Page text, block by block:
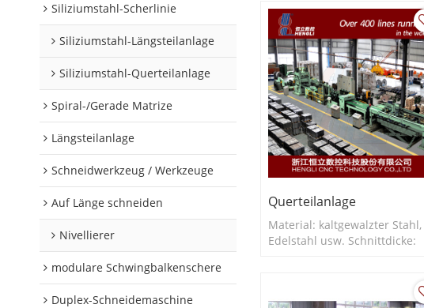
Siliziumstahl-Scherlinie
Siliziumstahl-Längsteilanlage
Siliziumstahl-Querteilanlage
Spiral-/Gerade Matrize
Längsteilanlage
Schneidwerkzeug / Werkzeuge
Auf Länge schneiden
Nivellierer
modulare Schwingbalkenschere
Duplex-Schneidemaschine
Querteilanlage
Material: kaltgewalzter Stahl,
Edelstahl usw. Schnittdicke: